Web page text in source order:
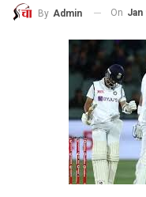
By Admin On Jan